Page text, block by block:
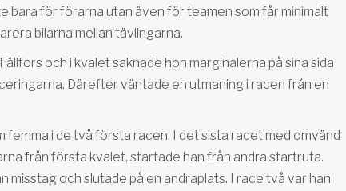
bara för förarna utan även för teamen som får minimalt
bilarna mellan tävlingarna.
och i kvalet saknade hon marginalerna på sina sida
Därefter väntade en utmaning i racen från en
i de två första racen. I det sista racet med omvänd
från första kvalet, startade han från andra startruta.
och slutade på en andraplats. I race två var han